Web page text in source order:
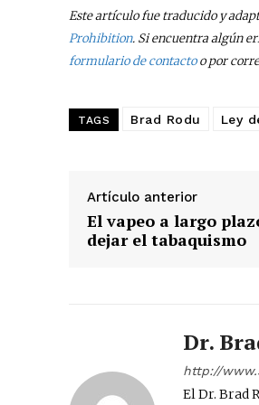
Este artículo fue traducido y
Prohibition. Si encuentra algún
formulario de contactoo por
TAGS Brad Rodu Ley
Artículo anterior
El vapeo a largo
dejar el tabaquismo
Dr.
http://
El Dr. Brad